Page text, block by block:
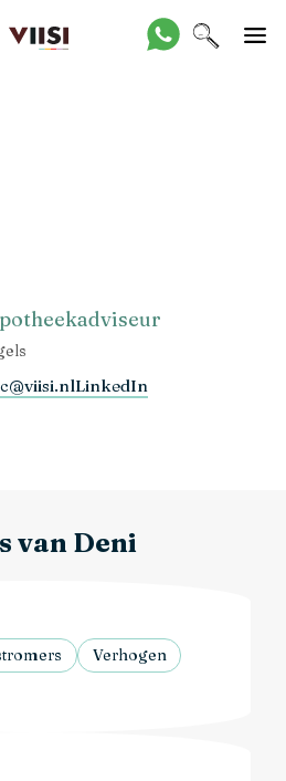
LinkedIn
van Deni
Verhogen